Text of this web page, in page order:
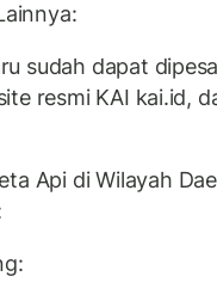
sudah dapat
resmi KAI kai.id,
Api di Wilayah